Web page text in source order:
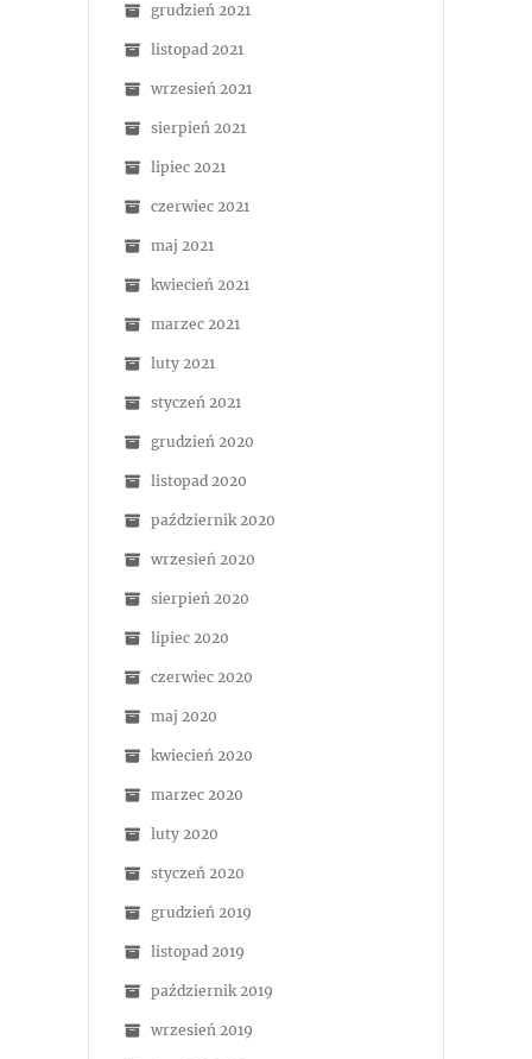
grudzień 2021
listopad 2021
wrzesień 2021
sierpień 2021
lipiec 2021
czerwiec 2021
maj 2021
kwiecień 2021
marzec 2021
luty 2021
styczeń 2021
grudzień 2020
listopad 2020
październik 2020
wrzesień 2020
sierpień 2020
lipiec 2020
czerwiec 2020
maj 2020
kwiecień 2020
marzec 2020
luty 2020
styczeń 2020
grudzień 2019
listopad 2019
październik 2019
wrzesień 2019